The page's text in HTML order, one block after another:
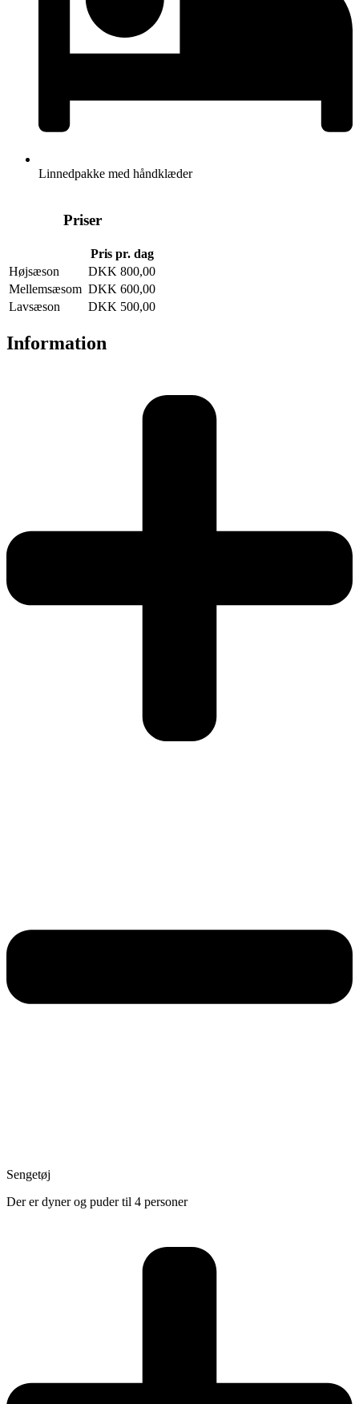
Linnedpakke med håndklæder
Priser
Pris pr. dag
Højsæson
DKK 800,00
Mellemsæsom DKK 600,00
Lavsæson
DKK 500,00
Information
Sengetøj
Der er dyner og puder til 4 personer